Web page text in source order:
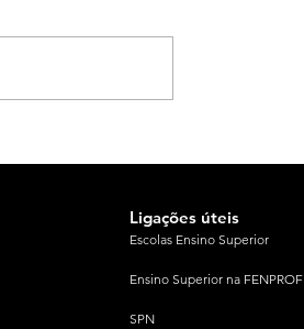
Ligações úteis
Escolas Ensino Superior
Ensino Superior na FENPROF
SPN